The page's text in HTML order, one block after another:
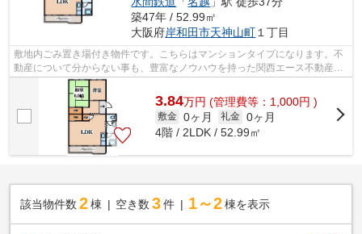
築47年 / 52.99㎡
大阪府岸和田市天神山町１丁目
敷地内ごみ置き場付き物件です。こちらはマンションタイプになります。不
動産について分からない事も、豊富なノウハウを持った関西エース不動産ス
タッフが丁寧に対応致します。まずは0...
3.84万円 (管理費等：1,000円 )
敷金 0ヶ月 礼金 0ヶ月
4階 / 2LDK / 52.99㎡
該当物件数 2棟 空き数 3 件 1～2 棟を表示